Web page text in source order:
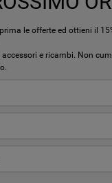
le offerte ed ottieni il
accessori e ricambi. Non